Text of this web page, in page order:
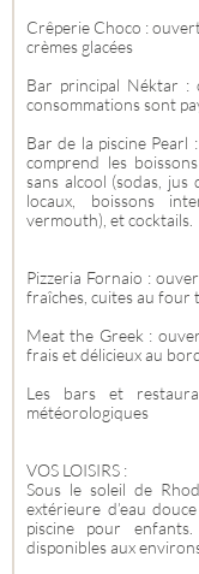
Crêperie Choco :
crèmes glacées
Bar principal Néktar :
consommations sont
Bar de la piscine
comprend les
sans alcool (sodas,
locaux, boissons
vermouth), et cocktails.
Pizzeria Fornaio :
fraîches, cuites au four
Meat the Greek :
frais et délicieux au
Les bars et
météorologiques
VOS LOISIRS :
Sous le soleil de
extérieure d’eau
piscine pour
disponibles aux